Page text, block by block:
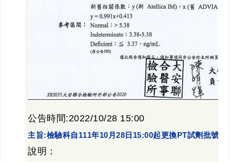
公告時間:2022/10/28 15:00
主旨:檢驗科自111年10月28日15:00起更換PT試劑批號
說明：